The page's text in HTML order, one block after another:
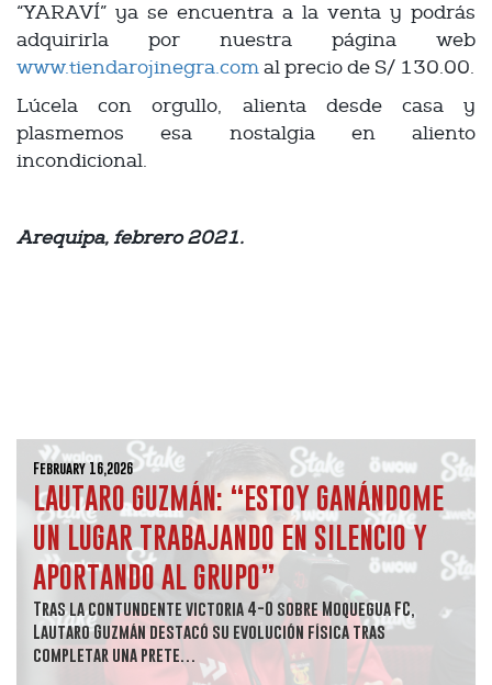
“YARAVÍ” ya se encuentra a la venta y podrás
adquirirla por nuestra página web
www.tiendarojinegra.comal precio de S/ 130.00.
Lúcela con orgullo, alienta desde casa y
plasmemos esa nostalgia en aliento
incondicional.
Arequipa, febrero 2021.
February 16,2026
LAUTARO GUZMÁN: “ESTOY GANÁNDOME
UN LUGAR TRABAJANDO EN SILENCIO Y
APORTANDO AL GRUPO”
Tras la contundente victoria 4-0 sobre Moquegua FC,
Lautaro Guzmán destacó su evolución física tras
completar una prete…